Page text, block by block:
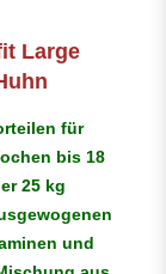
Large
für
bis 18
25 kg
und